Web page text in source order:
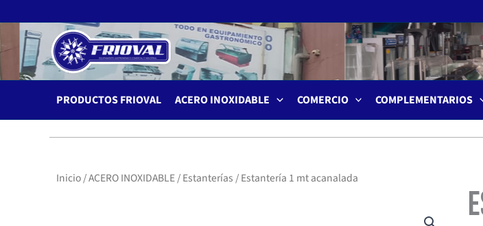
al
contenido
PRODUCTOS FRIOVAL ACERO INOXIDABLE COMERCIO COMPLEMENTARIOS
Inicio/ACERO INOXIDABLE/Estanterías/ Estantería 1 mt acanalada